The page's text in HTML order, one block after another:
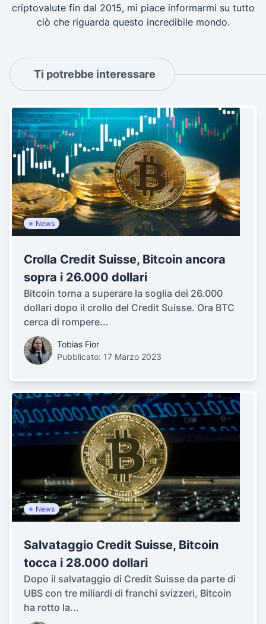
criptovalute fin dal 2015, mi piace informarmi su tutto
ciò che riguarda questo incredibile mondo.
Ti potrebbe interessare
News
Crolla Credit Suisse, Bitcoin ancora
sopra i 26.000 dollari
Bitcoin torna a superare la soglia dei 26.000
dollari dopo il crollo del Credit Suisse. Ora BTC
cerca di rompere...
Tobias Fior
Pubblicato: 17 Marzo 2023
News
Salvataggio Credit Suisse, Bitcoin
tocca i 28.000 dollari
Dopo il salvataggio di Credit Suisse da parte di
UBS con tre miliardi di franchi svizzeri, Bitcoin
ha rotto la...